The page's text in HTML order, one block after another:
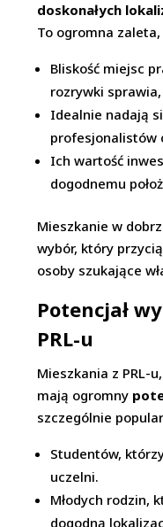
doskonałych
To ogromna
Bliskość miejsc
rozrywki
Idealnie nadają
profesjonalistów
Ich wartość
dogodnemu
Mieszkanie w
wybór, który
osoby szukające
Potencjał
PRL-u
Mieszkania z PRL-
mają ogromny
szczególnie
Studentów,
uczelni.
Młodych rodzin,
dogodną